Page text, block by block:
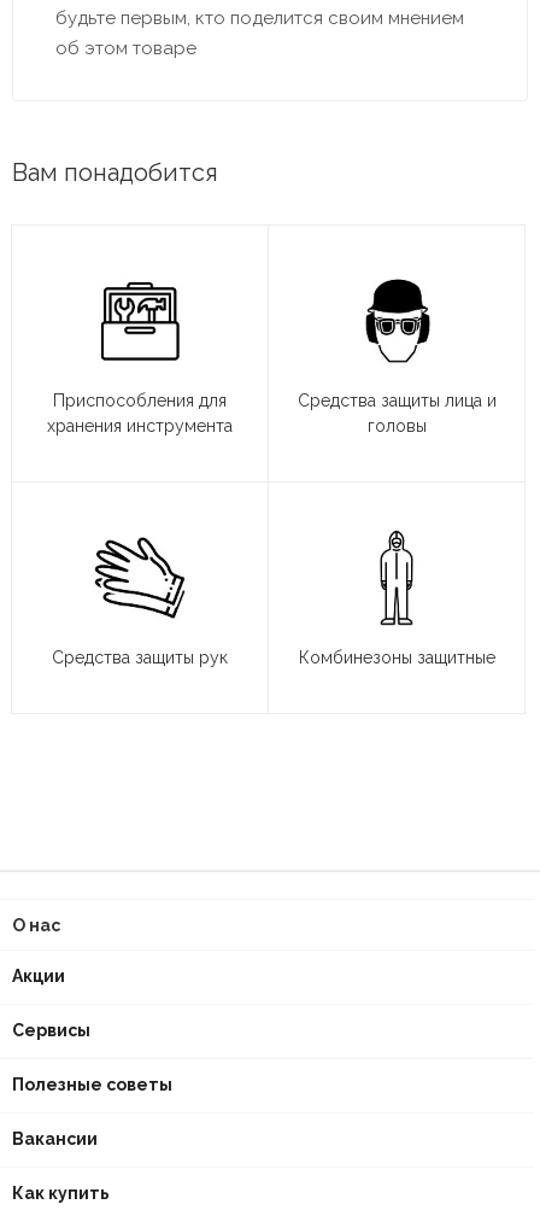
будьте первым, кто поделится своим мнением
об этом товаре
Вам понадобится
Приспособления для
хранения инструмента
Средства защиты лица и
головы
Средства защиты рук Комбинезоны защитные
О нас
Акции
Сервисы
Полезные советы
Вакансии
Как купить